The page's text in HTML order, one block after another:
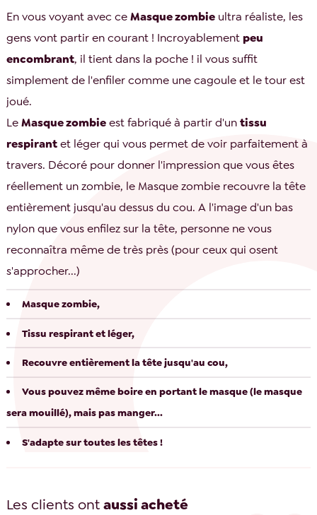
En vous voyant avec ceMasque zombie ultra réaliste, les
gens vont partir en courant ! Incroyablement peu
encombrant, il tient dans la poche ! il vous suffit
simplement de l'enfiler comme une cagoule et le tour est
joué.
LeMasque zombieest fabriqué à partir d'untissu
respirantet léger qui vous permet de voir parfaitement à
travers. Décoré pour donner l'impression que vous êtes
réellement un zombie, le Masque zombie recouvre la tête
entièrement jusqu'au dessus du cou. A l'image d'un bas
nylon que vous enfilez sur la tête, personne ne vous
reconnaîtra même de très près (pour ceux qui osent
s'approcher...)
Masque zombie,
Tissu respirant et léger,
Recouvre entièrement la tête jusqu'au cou,
Vous pouvez même boire en portant le masque (le masque
sera mouillé), mais pas manger...
S'adapte sur toutes les têtes !
Les clients ontaussi acheté